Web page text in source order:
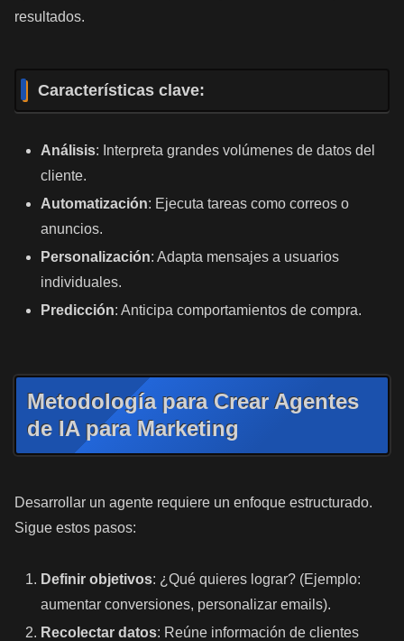
resultados.
Características clave:
Análisis: Interpreta grandes volúmenes de datos del
cliente.
Automatización: Ejecuta tareas como correos o
anuncios.
Personalización: Adapta mensajes a usuarios
individuales.
Predicción: Anticipa comportamientos de compra.
Metodología para Crear Agentes
de IA para Marketing
Desarrollar un agente requiere un enfoque estructurado.
Sigue estos pasos:
Definir objetivos: ¿Qué quieres lograr? (Ejemplo:
aumentar conversiones, personalizar emails).
Recolectar datos: Reúne información de clientes